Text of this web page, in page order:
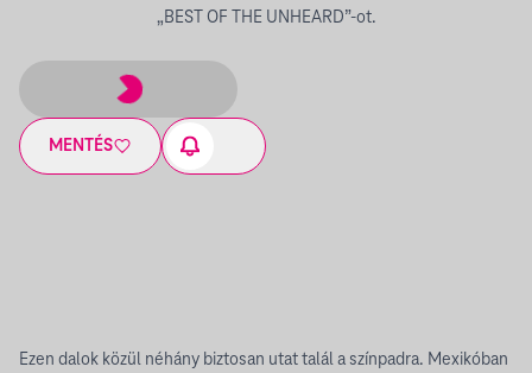
„BEST OF THE UNHEARD”-ot.
MENTÉS
Ezen dalok közül néhány biztosan utat talál a színpadra. Mexikóban